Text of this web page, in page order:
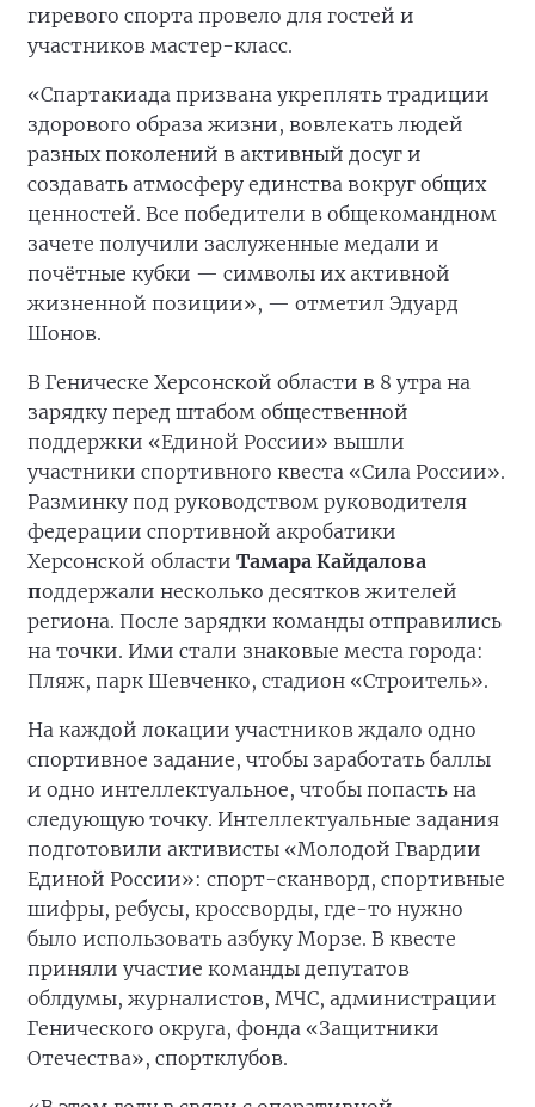
гиревого спорта провело для гостей и
участников мастер-класс.
«Спартакиада призвана укреплять традиции
здорового образа жизни, вовлекать людей
разных поколений в активный досуг и
создавать атмосферу единства вокруг общих
ценностей. Все победители в общекомандном
зачете получили заслуженные медали и
почётные кубки — символы их активной
жизненной позиции», — отметил Эдуард
Шонов.
В Геническе Херсонской области в 8 утра на
зарядку перед штабом общественной
поддержки «Единой России» вышли
участники спортивного квеста «Сила России».
Разминку под руководством руководителя
федерации спортивной акробатики
Херсонской области Тамара Кайдалова
поддержали несколько десятков жителей
региона. После зарядки команды отправились
на точки. Ими стали знаковые места города:
Пляж, парк Шевченко, стадион «Строитель».
На каждой локации участников ждало одно
спортивное задание, чтобы заработать баллы
и одно интеллектуальное, чтобы попасть на
следующую точку. Интеллектуальные задания
подготовили активисты «Молодой Гвардии
Единой России»: спорт-сканворд, спортивные
шифры, ребусы, кроссворды, где-то нужно
было использовать азбуку Морзе. В квесте
приняли участие команды депутатов
облдумы, журналистов, МЧС, администрации
Генического округа, фонда «Защитники
Отечества», спортклубов.